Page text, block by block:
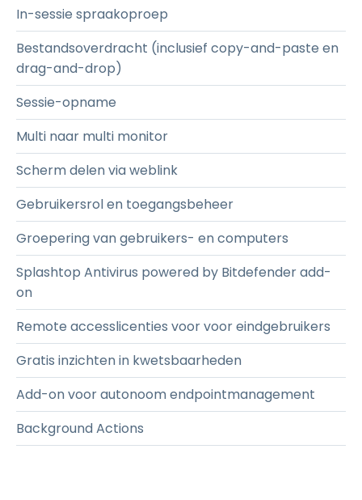
In-sessie spraakoproep
Bestandsoverdracht (inclusief copy-and-paste en
drag-and-drop)
Sessie-opname
Multi naar multi monitor
Scherm delen via weblink
Gebruikersrol en toegangsbeheer
Groepering van gebruikers- en computers
Splashtop Antivirus powered by Bitdefender add-
on
Remote accesslicenties voor voor eindgebruikers
Gratis inzichten in kwetsbaarheden
Add-on voor autonoom endpointmanagement
Background Actions